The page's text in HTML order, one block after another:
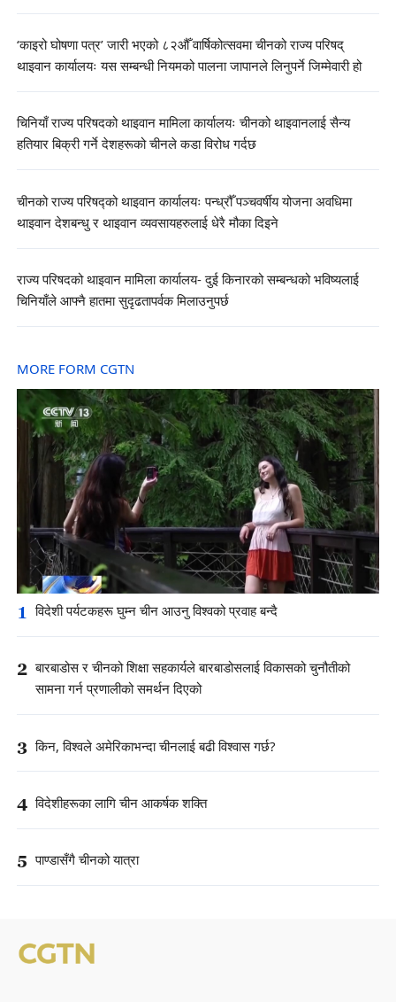
‘काइरो घोषणा पत्र’ जारी भएको ८२औँ वार्षिकोत्सवमा चीनको राज्य परिषद्
थाइवान कार्यालयः यस सम्बन्धी नियमको पालना जापानले लिनुपर्ने जिम्मेवारी हो
चिनियाँ राज्य परिषदको थाइवान मामिला कार्यालयः चीनको थाइवानलाई सैन्य
हतियार बिक्री गर्ने देशहरूको चीनले कडा विरोध गर्दछ
चीनको राज्य परिषद्को थाइवान कार्यालयः पन्ध्रौँ पञ्चवर्षीय योजना अवधिमा
थाइवान देशबन्धु र थाइवान व्यवसायहरुलाई धेरै मौका दिइने
राज्य परिषदको थाइवान मामिला कार्यालय- दुई किनारको सम्बन्धको भविष्यलाई
चिनियाँले आफ्नै हातमा सुदृढतापर्वक मिलाउनुपर्छ
MORE FORM CGTN
1 विदेशी पर्यटकहरू घुम्न चीन आउनु विश्वको प्रवाह बन्दै
2 बारबाडोस र चीनको शिक्षा सहकार्यले बारबाडोसलाई विकासको चुनौतीको
सामना गर्न प्रणालीको समर्थन दिएको
3 किन, विश्वले अमेरिकाभन्दा चीनलाई बढी विश्वास गर्छ?
4 विदेशीहरूका लागि चीन आकर्षक शक्ति
5 पाण्डासँगै चीनको यात्रा